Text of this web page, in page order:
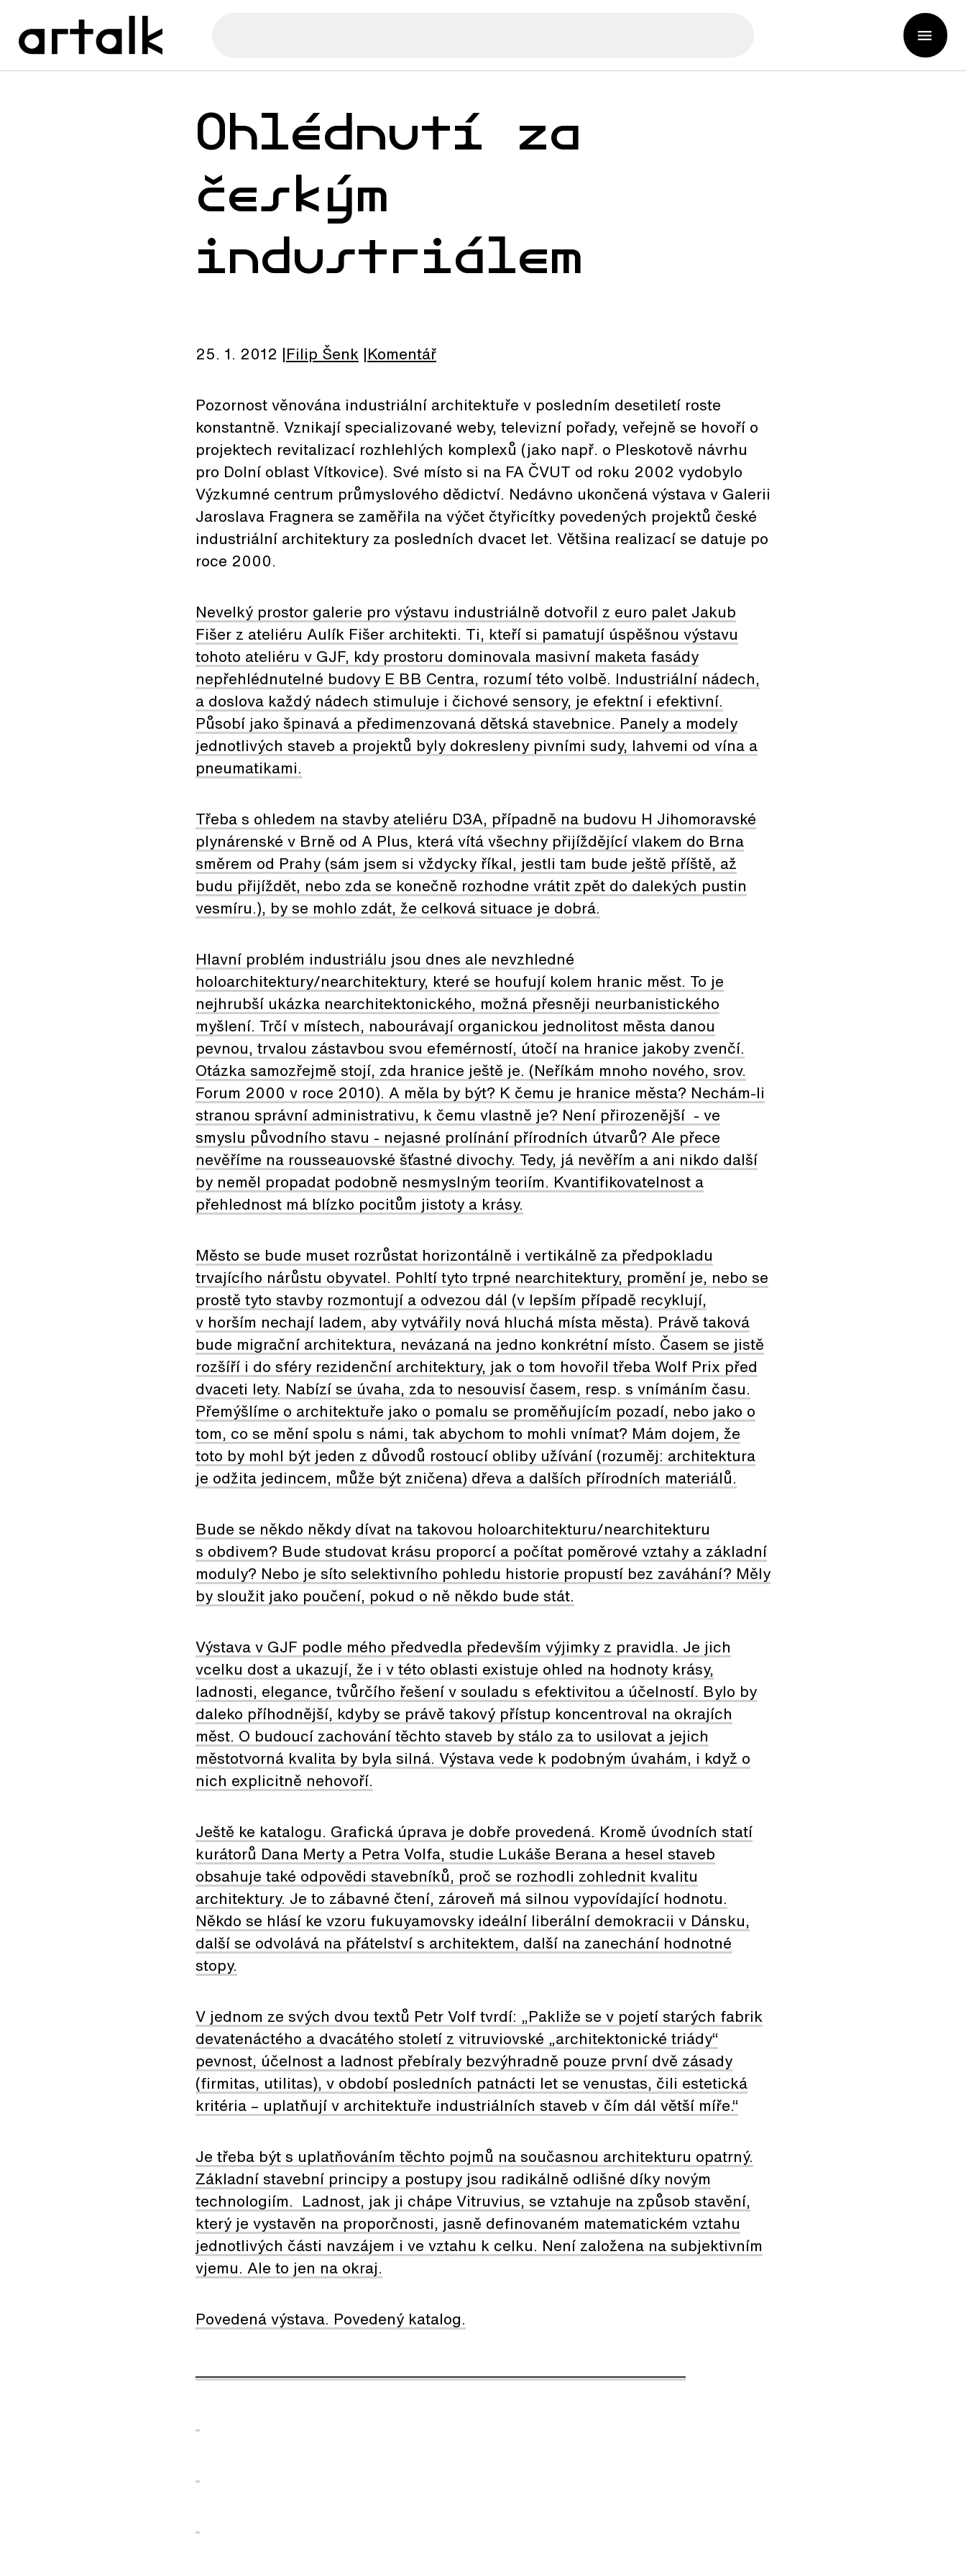
Ohlédnutí za
českým
industriálem
25. 1. 2012 Filip Šenk Komentář
Pozornost věnována industriální architektuře v posledním desetiletí roste
konstantně. Vznikají specializované weby, televizní pořady, veřejně se hovoří o
projektech revitalizací rozhlehlých komplexů (jako např. o Pleskotově návrhu
pro Dolní oblast Vítkovice). Své místo si na FA ČVUT od roku 2002 vydobylo
Výzkumné centrum průmyslového dědictví. Nedávno ukončená výstava v Galerii
Jaroslava Fragnera se zaměřila na výčet čtyřicítky povedených projektů české
industriální architektury za posledních dvacet let. Většina realizací se datuje po
roce 2000.
Nevelký prostor galerie pro výstavu industriálně dotvořil z euro palet Jakub
Fišer z ateliéru Aulík Fišer architekti. Ti, kteří si pamatují úspěšnou výstavu
tohoto ateliéru v GJF, kdy prostoru dominovala masivní maketa fasády
nepřehlédnutelné budovy E BB Centra, rozumí této volbě. Industriální nádech,
a doslova každý nádech stimuluje i čichové sensory, je efektní i efektivní.
Působí jako špinavá a předimenzovaná dětská stavebnice. Panely a modely
jednotlivých staveb a projektů byly dokresleny pivními sudy, lahvemi od vína a
pneumatikami.
Třeba s ohledem na stavby ateliéru D3A, případně na budovu H Jihomoravské
plynárenské v Brně od A Plus, která vítá všechny přijíždějící vlakem do Brna
směrem od Prahy (sám jsem si vždycky říkal, jestli tam bude ještě příště, až
budu přijíždět, nebo zda se konečně rozhodne vrátit zpět do dalekých pustin
vesmíru.), by se mohlo zdát, že celková situace je dobrá.
Hlavní problém industriálu jsou dnes ale nevzhledné
holoarchitektury/nearchitektury, které se houfují kolem hranic měst. To je
nejhrubší ukázka nearchitektonického, možná přesněji neurbanistického
myšlení. Trčí v místech, nabourávají organickou jednolitost města danou
pevnou, trvalou zástavbou svou efemérností, útočí na hranice jakoby zvenčí.
Otázka samozřejmě stojí, zda hranice ještě je. (Neříkám mnoho nového, srov.
Forum 2000 v roce 2010). A měla by být? K čemu je hranice města? Nechám-li
stranou správní administrativu, k čemu vlastně je? Není přirozenější - ve
smyslu původního stavu - nejasné prolínání přírodních útvarů? Ale přece
nevěříme na rousseauovské šťastné divochy. Tedy, já nevěřím a ani nikdo další
by neměl propadat podobně nesmyslným teoriím. Kvantifikovatelnost a
přehlednost má blízko pocitům jistoty a krásy.
Město se bude muset rozrůstat horizontálně i vertikálně za předpokladu
trvajícího nárůstu obyvatel. Pohltí tyto trpné nearchitektury, promění je, nebo se
prostě tyto stavby rozmontují a odvezou dál (v lepším případě recyklují,
v horším nechají ladem, aby vytvářily nová hluchá místa města). Právě taková
bude migrační architektura, nevázaná na jedno konkrétní místo. Časem se jistě
rozšíří i do sféry rezidenční architektury, jak o tom hovořil třeba Wolf Prix před
dvaceti lety. Nabízí se úvaha, zda to nesouvisí časem, resp. s vnímáním času.
Přemýšlíme o architektuře jako o pomalu se proměňujícím pozadí, nebo jako o
tom, co se mění spolu s námi, tak abychom to mohli vnímat? Mám dojem, že
toto by mohl být jeden z důvodů rostoucí obliby užívání (rozuměj: architektura
je odžita jedincem, může být zničena) dřeva a dalších přírodních materiálů.
Bude se někdo někdy dívat na takovou holoarchitekturu/nearchitekturu
s obdivem? Bude studovat krásu proporcí a počítat poměrové vztahy a základní
moduly? Nebo je síto selektivního pohledu historie propustí bez zaváhání? Měly
by sloužit jako poučení, pokud o ně někdo bude stát.
Výstava v GJF podle mého předvedla především výjimky z pravidla. Je jich
vcelku dost a ukazují, že i v této oblasti existuje ohled na hodnoty krásy,
ladnosti, elegance, tvůrčího řešení v souladu s efektivitou a účelností. Bylo by
daleko příhodnější, kdyby se právě takový přístup koncentroval na okrajích
měst. O budoucí zachování těchto staveb by stálo za to usilovat a jejich
městotvorná kvalita by byla silná. Výstava vede k podobným úvahám, i když o
nich explicitně nehovoří.
Ještě ke katalogu. Grafická úprava je dobře provedená. Kromě úvodních statí
kurátorů Dana Merty a Petra Volfa, studie Lukáše Berana a hesel staveb
obsahuje také odpovědi stavebníků, proč se rozhodli zohlednit kvalitu
architektury. Je to zábavné čtení, zároveň má silnou vypovídající hodnotu.
Někdo se hlásí ke vzoru fukuyamovsky ideální liberální demokracii v Dánsku,
další se odvolává na přátelství s architektem, další na zanechání hodnotné
stopy.
V jednom ze svých dvou textů Petr Volf tvrdí: „Pakliže se v pojetí starých fabrik
devatenáctého a dvacátého století z vitruviovské „architektonické triády“
pevnost, účelnost a ladnost přebíraly bezvýhradně pouze první dvě zásady
(firmitas, utilitas), v období posledních patnácti let se venustas, čili estetická
kritéria – uplatňují v architektuře industriálních staveb v čím dál větší míře.“
Je třeba být s uplatňováním těchto pojmů na současnou architekturu opatrný.
Základní stavební principy a postupy jsou radikálně odlišné díky novým
technologiím. Ladnost, jak ji chápe Vitruvius, se vztahuje na způsob stavění,
který je vystavěn na proporčnosti, jasně definovaném matematickém vztahu
jednotlivých části navzájem i ve vztahu k celku. Není založena na subjektivním
vjemu. Ale to jen na okraj.
Povedená výstava. Povedený katalog.